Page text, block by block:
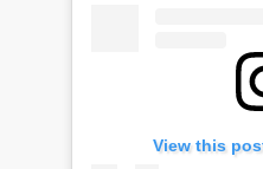
View this